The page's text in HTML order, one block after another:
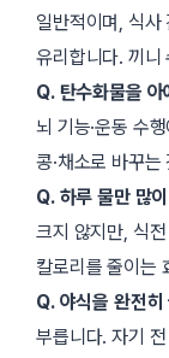
일반적이며, 식사
유리합니다. 끼니
Q. 탄수화물을
뇌 기능·운동 수
콩·채소로 바꾸
Q. 하루 물만 많
크지 않지만, 식
칼로리를 줄이는
Q. 야식을 완전
부릅니다. 자기